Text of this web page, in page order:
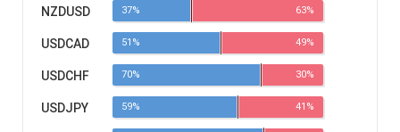
NZDUSD 37% 63%
USDCAD 51% 49%
USDCHF 70% 30%
USDJPY 59% 41%